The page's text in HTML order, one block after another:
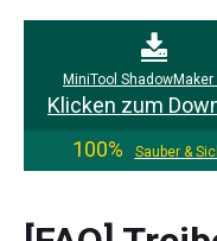
MiniTool ShadowMaker
Klicken zum
100%
Sauber &